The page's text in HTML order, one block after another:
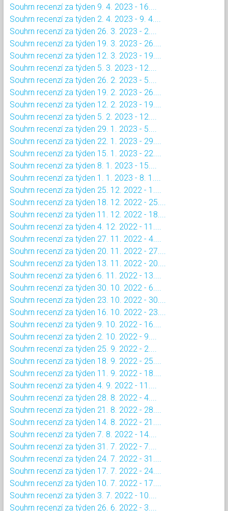
Souhrn recenzí za týden 9. 4. 2023 - 16....
Souhrn recenzí za týden 2. 4. 2023 - 9. 4....
Souhrn recenzí za týden 26. 3. 2023 - 2....
Souhrn recenzí za týden 19. 3. 2023 - 26....
Souhrn recenzí za týden 12. 3. 2023 - 19....
Souhrn recenzí za týden 5. 3. 2023 - 12....
Souhrn recenzí za týden 26. 2. 2023 - 5....
Souhrn recenzí za týden 19. 2. 2023 - 26....
Souhrn recenzí za týden 12. 2. 2023 - 19....
Souhrn recenzí za týden 5. 2. 2023 - 12....
Souhrn recenzí za týden 29. 1. 2023 - 5....
Souhrn recenzí za týden 22. 1. 2023 - 29....
Souhrn recenzí za týden 15. 1. 2023 - 22....
Souhrn recenzí za týden 8. 1. 2023 - 15....
Souhrn recenzí za týden 1. 1. 2023 - 8. 1....
Souhrn recenzí za týden 25. 12. 2022 - 1....
Souhrn recenzí za týden 18. 12. 2022 - 25....
Souhrn recenzí za týden 11. 12. 2022 - 18....
Souhrn recenzí za týden 4. 12. 2022 - 11....
Souhrn recenzí za týden 27. 11. 2022 - 4....
Souhrn recenzí za týden 20. 11. 2022 - 27....
Souhrn recenzí za týden 13. 11. 2022 - 20....
Souhrn recenzí za týden 6. 11. 2022 - 13....
Souhrn recenzí za týden 30. 10. 2022 - 6....
Souhrn recenzí za týden 23. 10. 2022 - 30....
Souhrn recenzí za týden 16. 10. 2022 - 23....
Souhrn recenzí za týden 9. 10. 2022 - 16....
Souhrn recenzí za týden 2. 10. 2022 - 9....
Souhrn recenzí za týden 25. 9. 2022 - 2....
Souhrn recenzí za týden 18. 9. 2022 - 25....
Souhrn recenzí za týden 11. 9. 2022 - 18....
Souhrn recenzí za týden 4. 9. 2022 - 11....
Souhrn recenzí za týden 28. 8. 2022 - 4....
Souhrn recenzí za týden 21. 8. 2022 - 28....
Souhrn recenzí za týden 14. 8. 2022 - 21....
Souhrn recenzí za týden 7. 8. 2022 - 14....
Souhrn recenzí za týden 31. 7. 2022 - 7....
Souhrn recenzí za týden 24. 7. 2022 - 31....
Souhrn recenzí za týden 17. 7. 2022 - 24....
Souhrn recenzí za týden 10. 7. 2022 - 17....
Souhrn recenzí za týden 3. 7. 2022 - 10....
Souhrn recenzí za týden 26. 6. 2022 - 3....